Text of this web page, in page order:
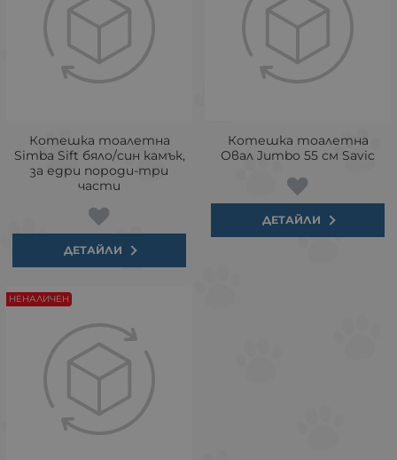
Котешка тоалетна
Simba Sift бяло/син камък,
за едри породи-три
части
ДЕТАЙЛИ
Котешка тоалетна
Овал Jumbo 55 см Savic
ДЕТАЙЛИ
НЕНАЛИЧЕН